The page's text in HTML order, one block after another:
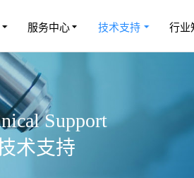
服务中心 技术支持 行业
Support
术支持